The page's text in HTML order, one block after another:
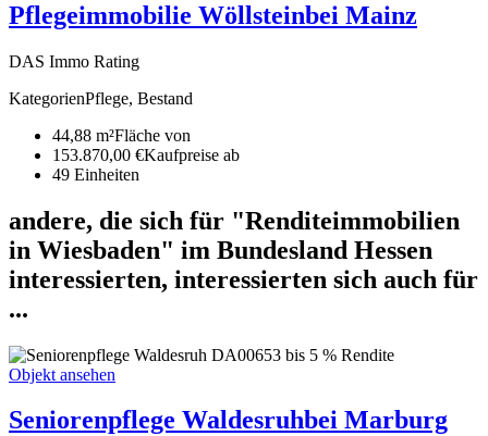
Pflegeimmobilie Wöllsteinbei Mainz
DAS Immo Rating
KategorienPflege, Bestand
44,88 m²Fläche von
153.870,00 €Kaufpreise ab
49 Ein­heiten
andere, die sich für "Renditeimmobilien
in Wiesbaden" im Bundesland Hessen
interessierten, interessierten sich auch für
...
DA00653 bis 5 % Rendite
Objekt ansehen
Seniorenpflege Waldesruhbei Marburg